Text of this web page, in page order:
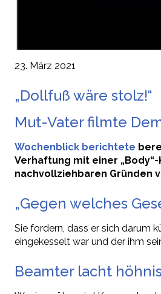
23. März 2021
„Dollfuß wäre stolz!“
Mut-Vater filmte
Wochenblick berichtete
Verhaftung mit einer
nachvollziehbaren Gründen
„Gegen welches
Sie fordern, dass er sich darum
eingekesselt war und der ihm
Beamter lacht